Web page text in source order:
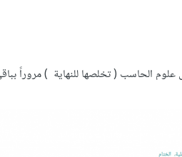
الحاسب ( تخلصها للنهاية ) مروراً